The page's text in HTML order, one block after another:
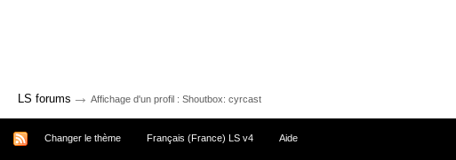
LS forums → Affichage d'un profil : Shoutbox: cyrcast
Changer le thème Français (France) LS v4 Aide